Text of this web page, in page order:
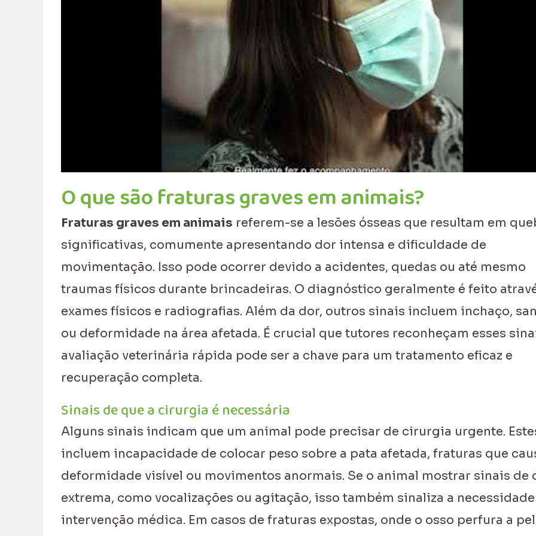
O que são fraturas graves em animais?
Fraturas graves em animais referem-se a lesões ósseas que resultam em
significativas, comumente apresentando dor intensa e dificuldade de
movimentação. Isso pode ocorrer devido a acidentes, quedas ou até mesmo
traumas físicos durante brincadeiras. O diagnóstico geralmente é feito
exames físicos e radiografias. Além da dor, outros sinais incluem inchaço,
ou deformidade na área afetada. É crucial que tutores reconheçam esses
avaliação veterinária rápida pode ser a chave para um tratamento eficaz e
recuperação completa.
Sinais de que a cirurgia é necessária
Alguns sinais indicam que um animal pode precisar de cirurgia urgente.
incluem incapacidade de colocar peso sobre a pata afetada, fraturas que
deformidade visível ou movimentos anormais. Se o animal mostrar sinais de
extrema, como vocalizações ou agitação, isso também sinaliza a
intervenção médica. Em casos de fraturas expostas, onde o osso perfura a